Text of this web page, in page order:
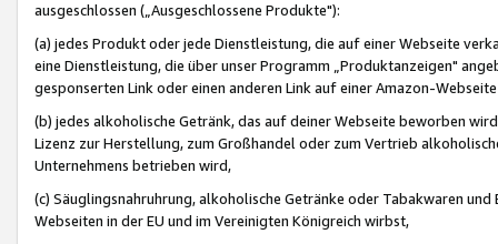
ausgeschlossen („Ausgeschlossene Produkte"):
(a) jedes Produkt oder jede Dienstleistung, die auf einer Webseite
eine Dienstleistung, die über unser Programm „Produktanzeigen"
gesponserten Link oder einen anderen Link auf einer Amazon-
(b) jedes alkoholische Getränk, das auf deiner Webseite beworben
Lizenz zur Herstellung, zum Großhandel oder zum Vertrieb
Unternehmens betrieben wird,
(c) Säuglingsnahruhrung, alkoholische Getränke oder Tabakwaren
Webseiten in der EU und im Vereinigten Königreich wirbst,